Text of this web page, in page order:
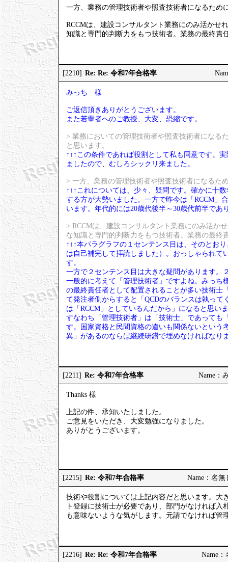
一方、業務の管理技術者や照査技術者になるため
RCCMは、建設コンサルタント業務にのみ活かせ
知識と専門的判断力をもつ技術者。業務の最終責
[2210] Re: Re: 令和7年合格率
みっち 様
ご返信頂きありがとうございます。
また若輩者へのご教授、大変、恐縮です。
> 業務においての管理技術者や照査技術者になる
と思います。
↑↑↑この条件であれば役割として私も同意です。
ましたので、むしろシックリ来ました。
> 一方、業務の管理技術者や照査技術者になるた
↑↑↑これについては、少々、疑問です。確かに十
する方が大勢いました。一方で昨今は「RCCM」
います。年代的には20歳代後半～30歳代前半で
> RCCMは、建設コンサルタント業務にのみ活か
な知識と専門的判断力をもつ技術者。業務の最
↑↑↑本パラグラフの１センテンス目は、そのとお
は自己補完して拝読しました）。おっしゃられ
す。
一方で２センテンス目は大きな疑問があります。
一般的に考えて「管理技術者」ですよね。みっち
の最終責任者として配置されることが多い技術士
て発注者側からすると「QCDのバランスは執っ
は「RCCM」としているんだから」になると思い
すなわち「管理技術者」は「技術士」であっても
す。国家資格と民間資格の違いも関係ないという
異」があるのならば継続研鑽で埋めなければなり
[2211] Re: 令和7年合格率 Name：
Thanks 様
上記の件、承知いたしました。
ご意見をいただき、大変勉強になりました。
ありがとうございます。
[2215] Re: 令和7年合格率 Name：名
技術や役割については上記内容だと思います。大
ト登録に技術士が必要であり、部門がなければ
も意味ないような気がします。元請でなければ
[2216] Re: Re: 令和7年合格率 Name